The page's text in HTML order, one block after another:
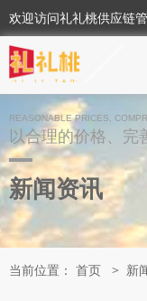
欢迎访问礼礼桃供应链
REASONABLE PRICES,
以合理的价格、完
新闻资讯
当前位置： 首页 > 新